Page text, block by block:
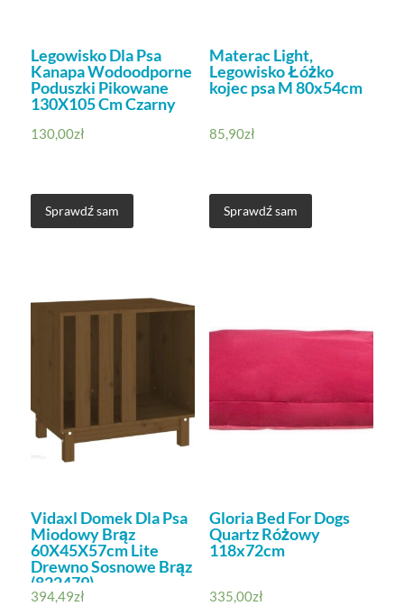
Legowisko Dla Psa
Kanapa Wodoodporne
Poduszki Pikowane
130X105 Cm Czarny
130,00zł
Sprawdź sam
Materac Light,
Legowisko Łóżko
kojec psa M 80x54cm
85,90zł
Sprawdź sam
Vidaxl Domek Dla Psa
Miodowy Brąz
60X45X57cm Lite
Drewno Sosnowe Brąz
(822479)
394,49zł
Gloria Bed For Dogs
Quartz Różowy
118x72cm
335,00zł